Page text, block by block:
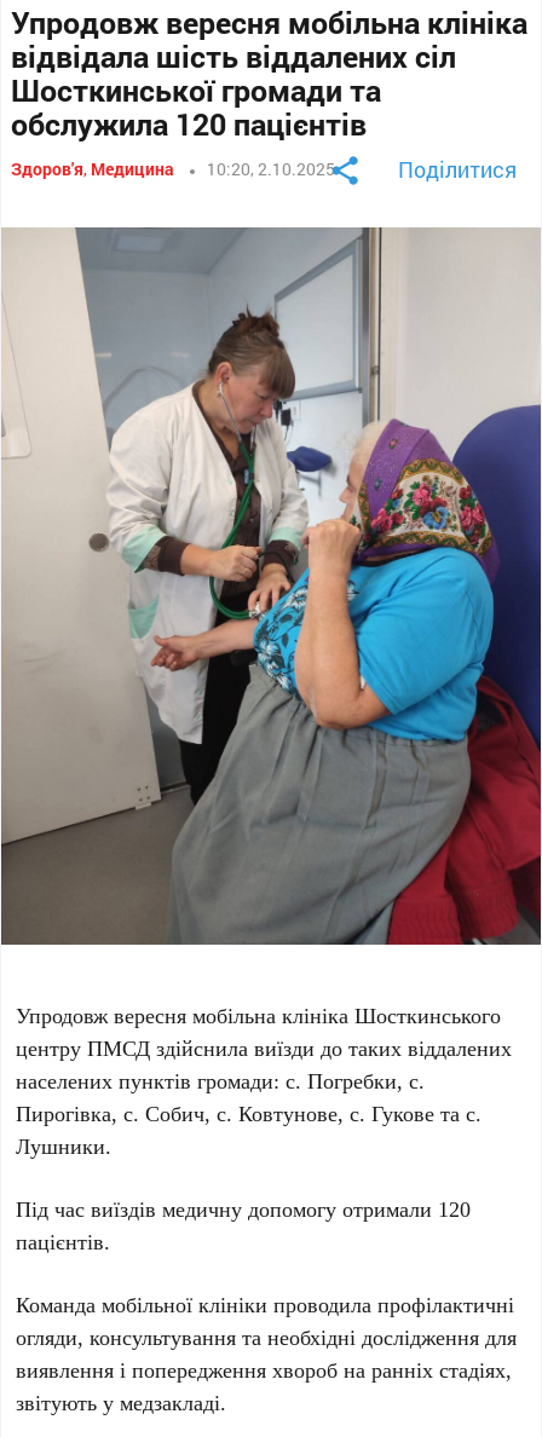
Упродовж вересня мобільна клініка
відвідала шість віддалених сіл
Шосткинської громади та
обслужила 120 пацієнтів
Здоров'я, Медицина 10:20, 2.10.2025 Поділитися
Упродовж вересня мобільна клініка Шосткинського
центру ПМСД здійснила виїзди до таких віддалених
населених пунктів громади: с. Погребки, с.
Пирогівка, с. Собич, с. Ковтунове, с. Гукове та с.
Лушники.
Під час виїздів медичну допомогу отримали 120
пацієнтів.
Команда мобільної клініки проводила профілактичні
огляди, консультування та необхідні дослідження для
виявлення і попередження хвороб на ранніх стадіях,
звітують у медзакладі.